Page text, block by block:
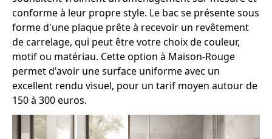
conforme à leur propre style. Le bac se présente sous
forme d'une plaque prête à recevoir un revêtement
de carrelage, qui peut être votre choix de couleur,
motif ou matériau. Cette option à Maison-Rouge
permet d'avoir une surface uniforme avec un
excellent rendu visuel, pour un tarif moyen autour de
150 à 300 euros.